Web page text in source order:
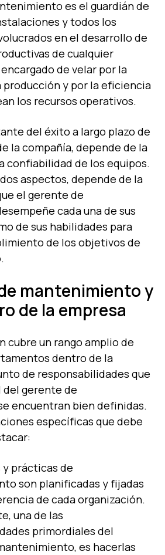
es el guardián de
y todos los
en el desarrollo de
de cualquier
de velar por la
y por la eficiencia
los recursos operativos.
del éxito a largo plazo de
la compañía, depende de la
confiabilidad de los equipos.
aspectos, depende de la
el gerente de
cada una de sus
de sus habilidades para
de los objetivos de
mantenimiento y
de la empresa
cubre un rango amplio de
dentro de la
de responsabilidades que
gerente de
encuentran bien definidas.
específicas que debe
prácticas de
son planificadas y fijadas
de cada organización.
una de las
primordiales del
es hacerlas